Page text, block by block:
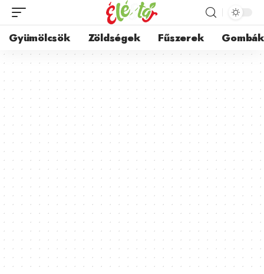
Gyümölcsök Zöldségek Fűszerek Gombák